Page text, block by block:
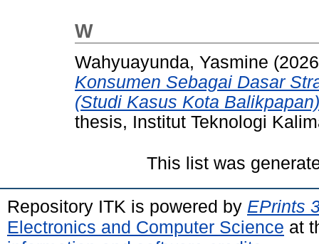
W
Wahyuayunda, Yasmine
Konsumen Sebagai Dasar
(Studi Kasus Kota
thesis, Institut Teknologi
This list was
Repository ITK is powered by EPrints
Electronics and Computer Science at